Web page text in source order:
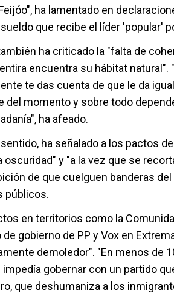
ha lamentado en
que recibe el líder 'popular'
ha criticado la "falta de
encuentra su hábitat natural".
te das cuenta de que le da
del momento y sobre todo
ha afeado.
ha señalado a los pactos
oscuridad" y "a la vez que se
de que cuelguen banderas
públicos.
en territorios como la
de gobierno de PP y Vox en
demoledor". "En menos de
impedía gobernar con un partido
que deshumaniza a los